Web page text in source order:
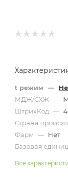
t режим —
МДЖ/СХЖ —
ШтрихКод —
Страна
Фарм — Нет
Базовая
Все